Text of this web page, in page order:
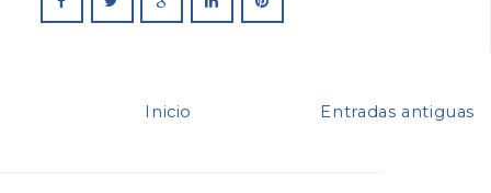
Entradas antiguas
Inicio